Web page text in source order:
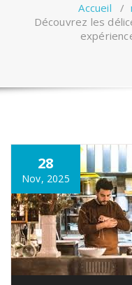
Accueil /
Découvrez les
28
Nov, 2025